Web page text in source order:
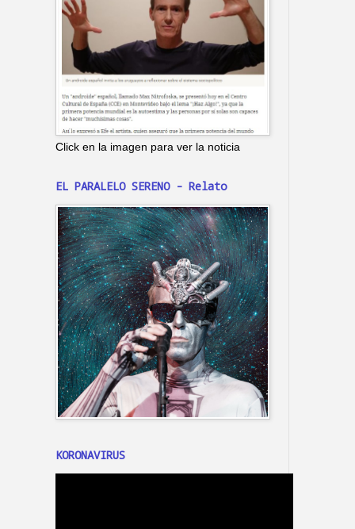
Click en la imagen para ver la noticia
EL PARALELO SERENO - Relato
KORONAVIRUS